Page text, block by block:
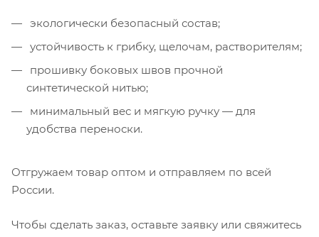
экологически безопасный состав;
устойчивость к грибку, щелочам, растворителям;
прошивку боковых швов прочной
синтетической нитью;
минимальный вес и мягкую ручку — для
удобства переноски.
Отгружаем товар оптом и отправляем по всей
России.
Чтобы сделать заказ, оставьте заявку или свяжитесь